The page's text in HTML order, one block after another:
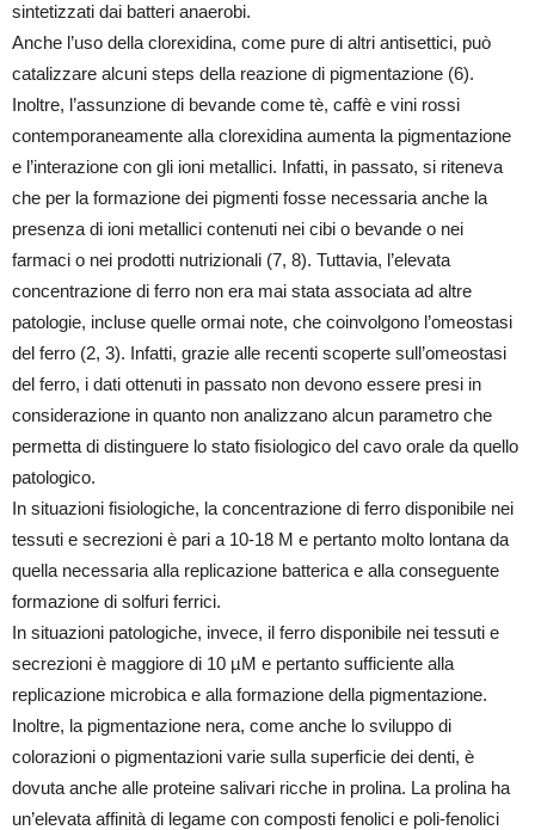
sintetizzati dai batteri anaerobi.
Anche l’uso della clorexidina, come pure di altri antisettici, può
catalizzare alcuni steps della reazione di pigmentazione (6).
Inoltre, l’assunzione di bevande come tè, caffè e vini rossi
contemporaneamente alla clorexidina aumenta la pigmentazione
e l’interazione con gli ioni metallici. Infatti, in passato, si riteneva
che per la formazione dei pigmenti fosse necessaria anche la
presenza di ioni metallici contenuti nei cibi o bevande o nei
farmaci o nei prodotti nutrizionali (7, 8). Tuttavia, l’elevata
concentrazione di ferro non era mai stata associata ad altre
patologie, incluse quelle ormai note, che coinvolgono l’omeostasi
del ferro (2, 3). Infatti, grazie alle recenti scoperte sull’omeostasi
del ferro, i dati ottenuti in passato non devono essere presi in
considerazione in quanto non analizzano alcun parametro che
permetta di distinguere lo stato fisiologico del cavo orale da quello
patologico.
In situazioni fisiologiche, la concentrazione di ferro disponibile nei
tessuti e secrezioni è pari a 10-18 M e pertanto molto lontana da
quella necessaria alla replicazione batterica e alla conseguente
formazione di solfuri ferrici.
In situazioni patologiche, invece, il ferro disponibile nei tessuti e
secrezioni è maggiore di 10 µM e pertanto sufficiente alla
replicazione microbica e alla formazione della pigmentazione.
Inoltre, la pigmentazione nera, come anche lo sviluppo di
colorazioni o pigmentazioni varie sulla superficie dei denti, è
dovuta anche alle proteine salivari ricche in prolina. La prolina ha
un’elevata affinità di legame con composti fenolici e poli-fenolici